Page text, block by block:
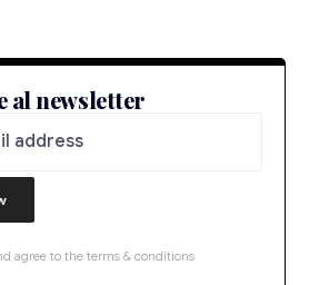
al newsletter
agree to the terms & conditions